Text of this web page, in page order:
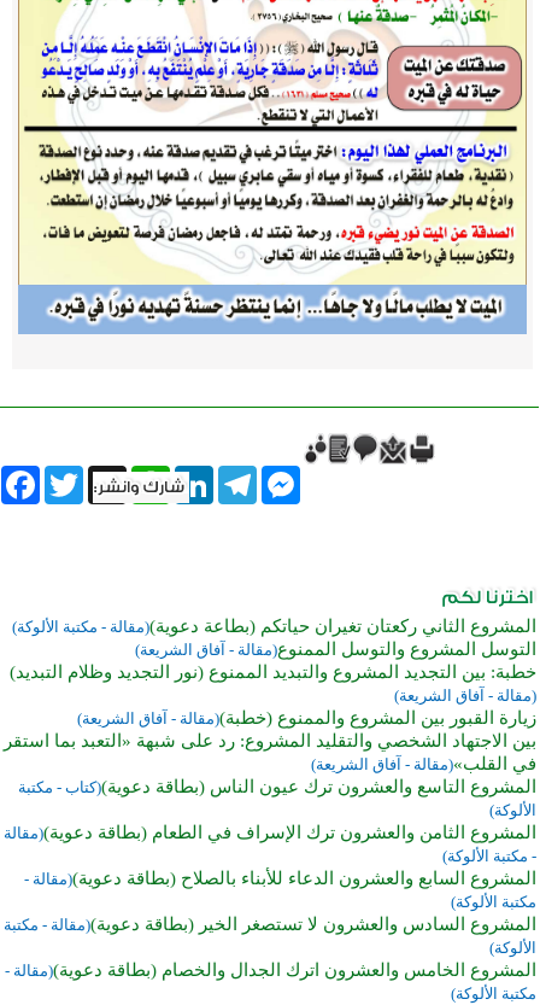
Twitter X
WhatsAppLinkedInTelegram
Messenger
المشروع الثاني ركعتان تغيران حياتكم (بطاعة دعوية)(مقالة - مكتبة الألوكة)
التوسل المشروع والتوسل الممنوع(مقالة - آفاق الشريعة)
خطبة: بين التجديد المشروع والتبديد الممنوع (نور التجديد وظلام التبديد)
(مقالة - آفاق الشريعة)
زيارة القبور بين المشروع والممنوع (خطبة)(مقالة - آفاق الشريعة)
بين الاجتهاد الشخصي والتقليد المشروع: رد على شبهة «التعبد بما استقر
في القلب»(مقالة - آفاق الشريعة)
المشروع التاسع والعشرون ترك عيون الناس (بطاقة دعوية)(كتاب - مكتبة
الألوكة)
المشروع الثامن والعشرون ترك الإسراف في الطعام (بطاقة دعوية)(مقالة
- مكتبة الألوكة)
المشروع السابع والعشرون الدعاء للأبناء بالصلاح (بطاقة دعوية)(مقالة -
مكتبة الألوكة)
المشروع السادس والعشرون لا تستصغر الخير (بطاقة دعوية)(مقالة - مكتبة
الألوكة)
المشروع الخامس والعشرون اترك الجدال والخصام (بطاقة دعوية)(مقالة -
مكتبة الألوكة)